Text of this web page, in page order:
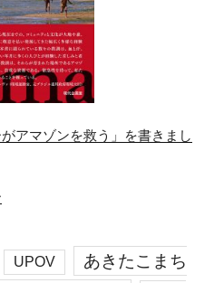
アマゾンを救う」を書きまし
UPOV
あきたこまち